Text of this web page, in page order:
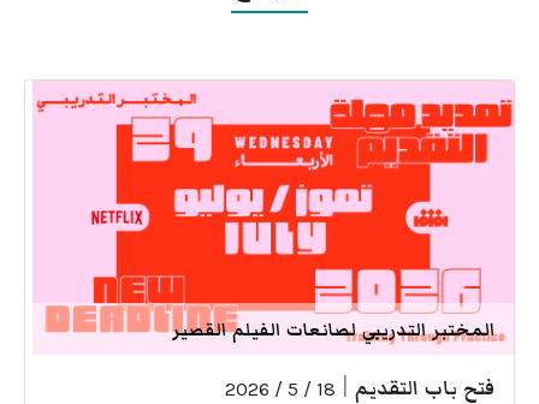
المختبر التدريبي لصانعات الفيلم القصير
فتح باب التقديم 18 / 5 / 2026